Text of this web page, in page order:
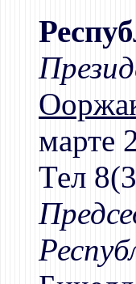
марте
Тел